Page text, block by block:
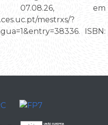
em
mestrxs/?
ISBN: